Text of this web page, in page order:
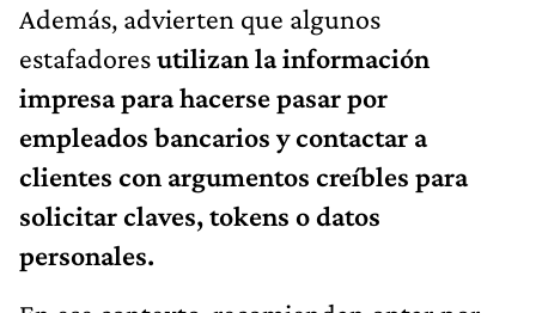
Además, advierten que algunos
estafadoresutilizan la información
impresa para hacerse pasar por
empleados bancarios y contactar a
clientes con argumentos creíbles para
solicitar claves, tokens o datos
personales.